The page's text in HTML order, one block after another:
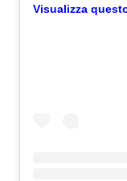
Visualizza